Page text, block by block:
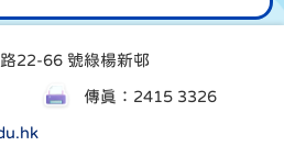
22-66 號綠楊新邨
傳真：2415 3326